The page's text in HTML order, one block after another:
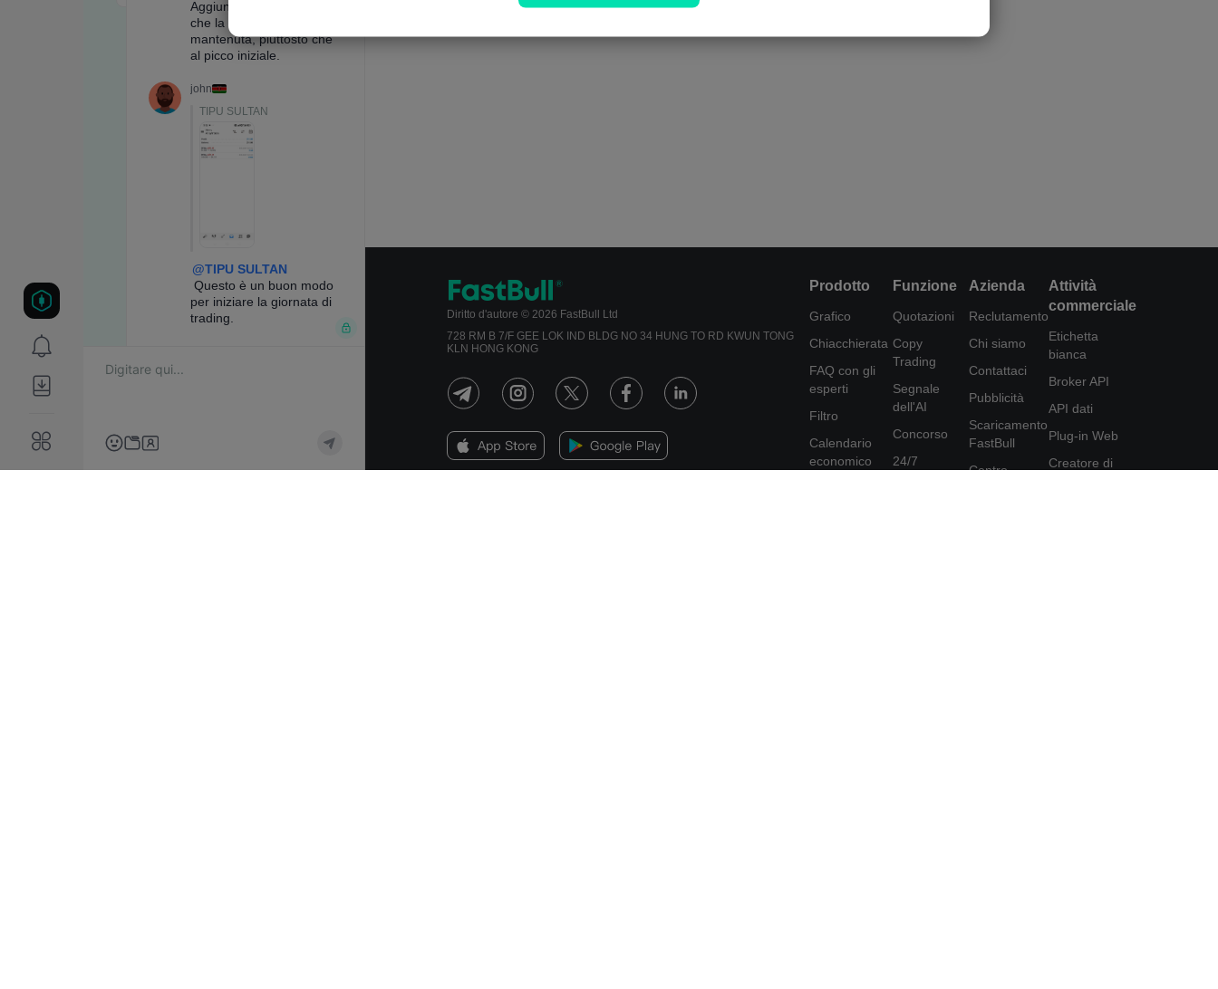
Diritto d'autore © 2026 FastBull Ltd
728 RM B 7/F GEE LOK IND BLDG NO 34 HUNG TO RD KWUN TONG
KLN HONG KONG
Prodotto
Grafico
Chiacchierata
FAQ con gli
esperti
Filtro
Calendario
economico
Funzione
Quotazioni
Copy
Trading
Segnale
dell'AI
Concorso
24/7
Azienda
Reclutamento
Chi siamo
Contattaci
Pubblicità
Scaricamento
FastBull
Centro
Attività
commerciale
Etichetta
bianca
Broker API
API dati
Plug-in Web
Creatore di